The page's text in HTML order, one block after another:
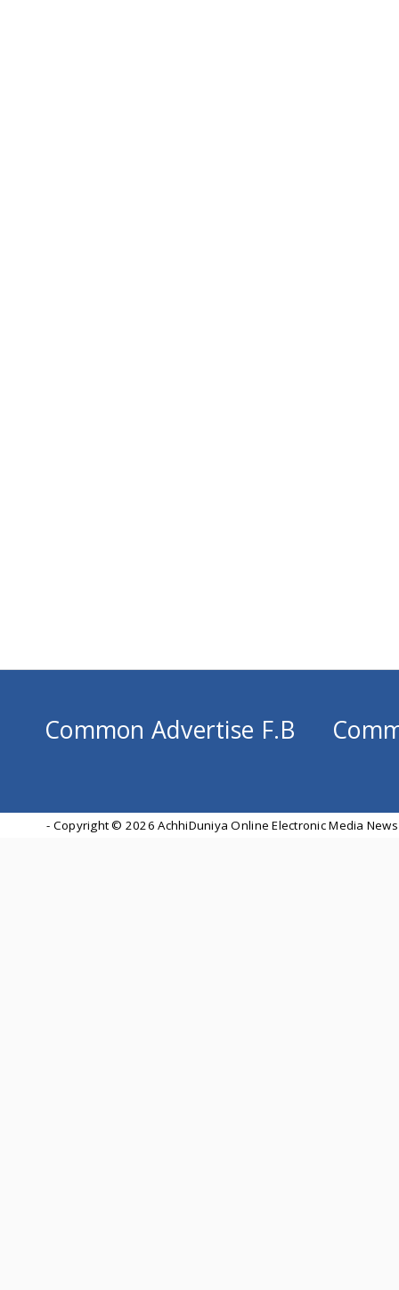
Common Advertise F.B
- Copyright © 2026 AchhiDuniya Online Electronic Media